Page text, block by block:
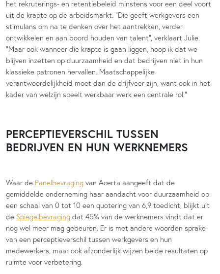
het rekruterings- en retentiebeleid minstens voor een deel voort
uit de krapte op de arbeidsmarkt. “Die geeft werkgevers een
stimulans om na te denken over het aantrekken, verder
ontwikkelen en aan boord houden van talent”, verklaart Julie.
“Maar ook wanneer die krapte is gaan liggen, hoop ik dat we
blijven inzetten op duurzaamheid en dat bedrijven niet in hun
klassieke patronen hervallen. Maatschappelijke
verantwoordelijkheid moet dan de drijfveer zijn, want ook in het
kader van welzijn speelt werkbaar werk een centrale rol.”
PERCEPTIEVERSCHIL TUSSEN
BEDRIJVEN EN HUN WERKNEMERS
Waar de Panelbevraging van Acerta aangeeft dat de
gemiddelde onderneming haar aandacht voor duurzaamheid op
een schaal van 0 tot 10 een quotering van 6,9 toedicht, blijkt uit
de Spiegelbevraging dat 45% van de werknemers vindt dat er
nog wel meer mag gebeuren. Er is met andere woorden sprake
van een perceptieverschil tussen werkgevers en hun
medewerkers, maar ook afzonderlijk wijzen beide resultaten op
ruimte voor verbetering.